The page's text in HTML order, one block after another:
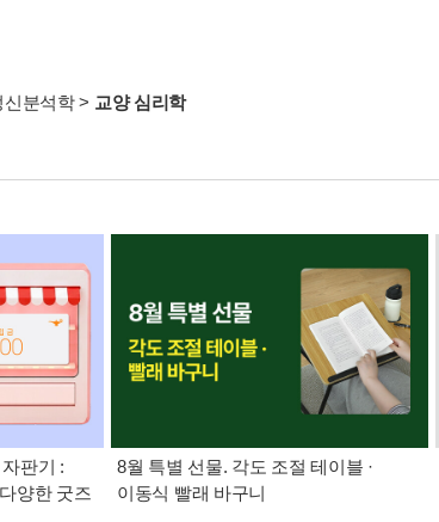
신분석학> 교양 심리학
판기 :
양한 굿즈
8월 특별 선물. 각도 조절 테이블 ·
이동식 빨래 바구니